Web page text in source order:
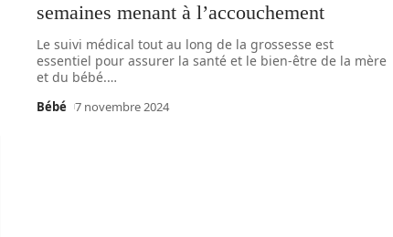
semaines menant à l’accouchement
Le suivi médical tout au long de la grossesse est
essentiel pour assurer la santé et le bien-être de la mère
et du bébé.…
Bébé 7 novembre 2024